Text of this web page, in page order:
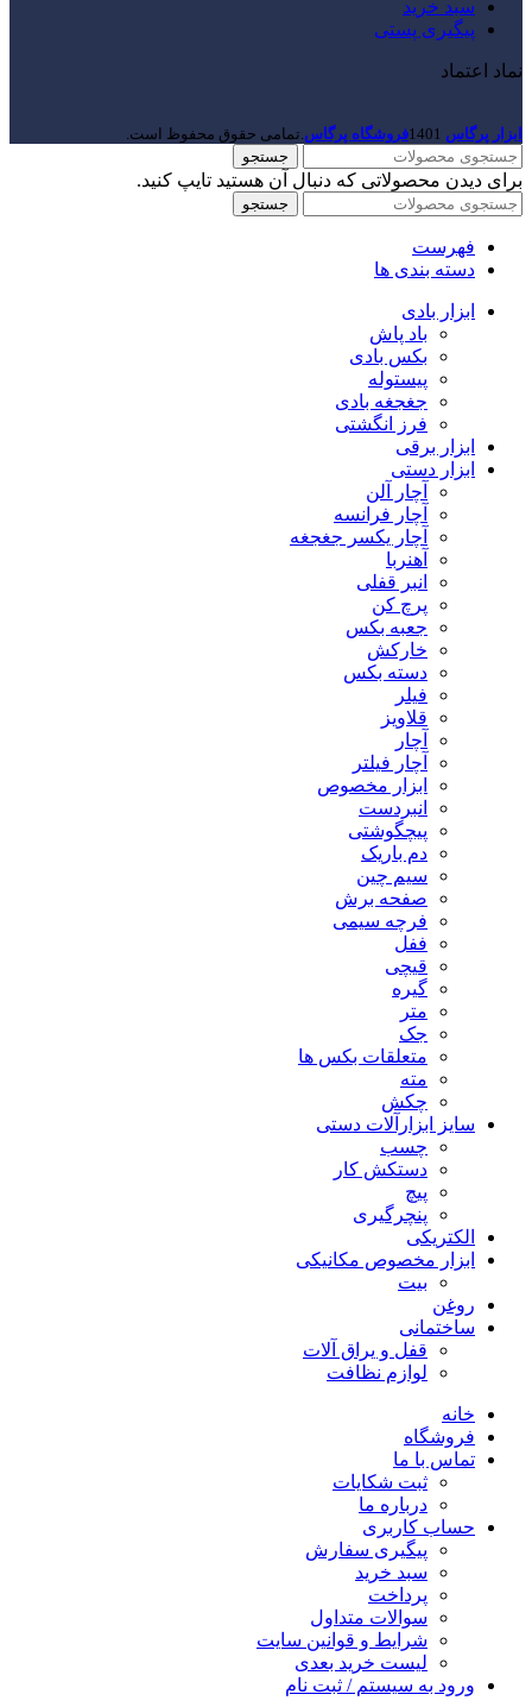
سبد خرید
پیگیری پستی
نماد اعتماد
ابزار پرگاس 1401فروشگاه پرگاس .تمامی حقوق محفوظ است.
جستجو
برای دیدن محصولاتی که دنبال آن هستید تایپ کنید.
جستجو
فهرست
دسته بندی ها
ابزار بادی
باد پاش
بکس بادی
پیستوله
جغجغه بادی
فرز انگشتی
ابزار برقی
ابزار دستی
آچار آلن
آچار فرانسه
آچار یکسر جغجغه
آهنربا
انبر قفلی
پرچ کن
جعبه بکس
خارکش
دسته بکس
فیلر
قلاویز
آچار
آچار فیلتر
ابزار مخصوص
انبردست
پیچگوشتی
دم باریک
سیم چین
صفحه برش
فرچه سیمی
ففل
قیچی
گیره
متر
جک
متعلقات بکس ها
مته
چکش
سایز ابزارآلات دستی
چسب
دستکش کار
پیچ
پنچرگیری
الکتریکی
ابزار مخصوص مکانیکی
بیت
روغن
ساختمانی
قفل و یراق آلات
لوازم نظافت
خانه
فروشگاه
تماس با ما
ثبت شکایات
درباره ما
حساب کاربری
پیگیری سفارش
سبد خرید
پرداخت
سوالات متداول
شرایط و قوانین سایت
لیست خرید بعدی
ورود به سیستم / ثبت نام